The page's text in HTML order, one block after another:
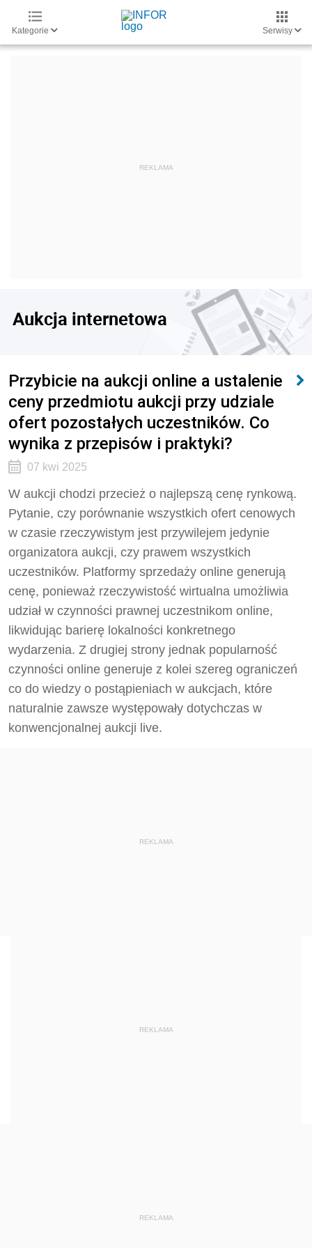
Kategorie Serwisy
Aukcja internetowa
Przybicie na aukcji online a ustalenie
ceny przedmiotu aukcji przy udziale
ofert pozostałych uczestników. Co
wynika z przepisów i praktyki?
07 kwi 2025
W aukcji chodzi przecież o najlepszą cenę rynkową.
Pytanie, czy porównanie wszystkich ofert cenowych
w czasie rzeczywistym jest przywilejem jedynie
organizatora aukcji, czy prawem wszystkich
uczestników. Platformy sprzedaży online generują
cenę, ponieważ rzeczywistość wirtualna umożliwia
udział w czynności prawnej uczestnikom online,
likwidując barierę lokalności konkretnego
wydarzenia. Z drugiej strony jednak popularność
czynności online generuje z kolei szereg ograniczeń
co do wiedzy o postąpieniach w aukcjach, które
naturalnie zawsze występowały dotychczas w
konwencjonalnej aukcji live.
REKLAMA
REKLAMA
REKLAMA